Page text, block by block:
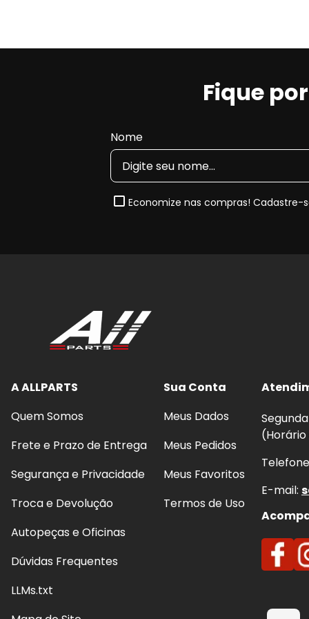
redução
Principais Características da
Maior durabilidade
em comparação a
Baixa geração de pó, ajudando a manter as
Baixo nível de ruído, proporcionando maior
Indicada para aplicações que utilizam
sistema de
tecnologia, segurança e conforto
, atendendo
Quando e Por que substituir a
melhora a dirigibilidade do seu Chrysler Grand
Benefícios imediatos da troca:
Frenagens mais seguras e previsíveis, com
(chiados) e vibrações ao
Proteção do disco:
evita riscos, sulcos e
melhora o controle
Fique
Nome
Economize nas compras! Cadastre-
A ALLPARTS
Quem Somos
Frete e Prazo de Entrega
Segurança e Privacidade
Troca e Devolução
Autopeças e Oficinas
Dúvidas Frequentes
LLMs.txt
Sua Conta
Meus Dados
Meus Pedidos
Meus Favoritos
Termos de Uso
E-mail: